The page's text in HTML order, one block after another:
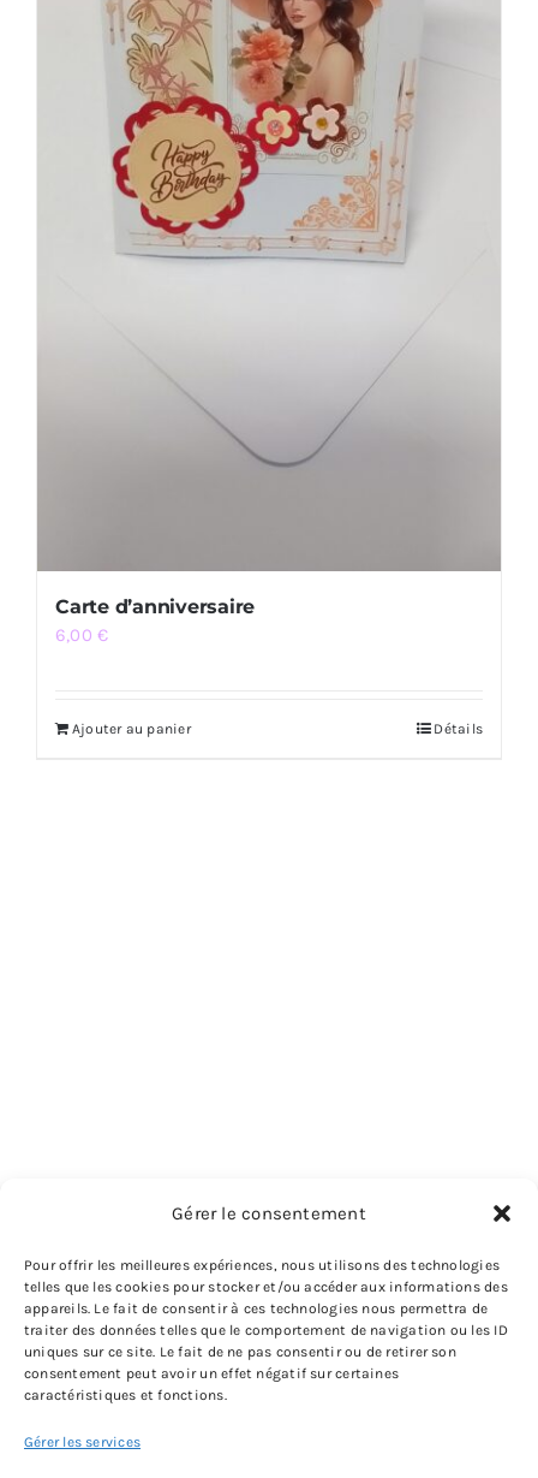
Gérer le consentement
Pour offrir les meilleures expériences, nous utilisons des technologies
telles que les cookies pour stocker et/ou accéder aux informations des
appareils. Le fait de consentir à ces technologies nous permettra de
traiter des données telles que le comportement de navigation ou les ID
uniques sur ce site. Le fait de ne pas consentir ou de retirer son
consentement peut avoir un effet négatif sur certaines
caractéristiques et fonctions.
Gérer les services
Carte d’anniversaire
6,00€
Ajouter au panier Détails